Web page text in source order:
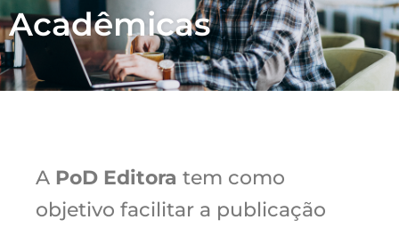
Acadêmicas
A PoD Editora tem como
objetivo facilitar a publicação